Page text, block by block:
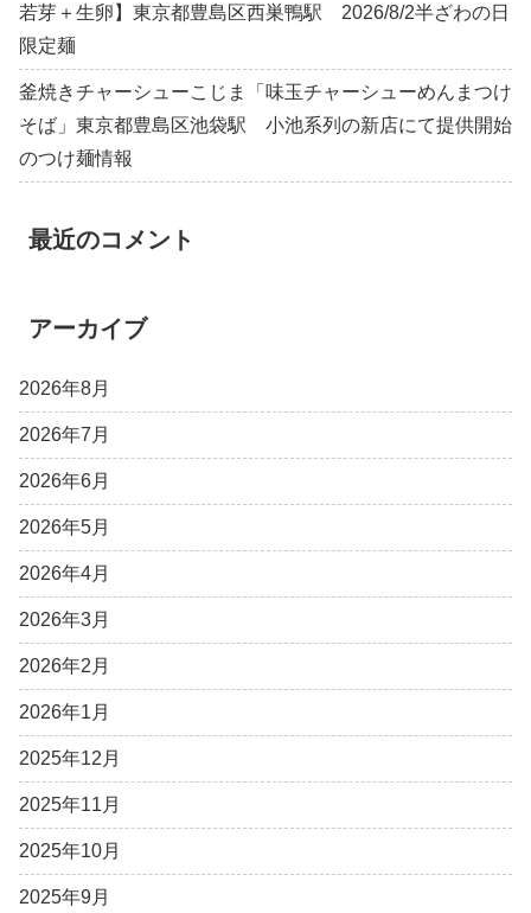
若芽＋生卵】東京都豊島区西巣鴨駅 2026/8/2半ざわの日
限定麺
釜焼きチャーシューこじま「味玉チャーシューめんまつけ
そば」東京都豊島区池袋駅 小池系列の新店にて提供開始
のつけ麺情報
最近のコメント
アーカイブ
2026年8月
2026年7月
2026年6月
2026年5月
2026年4月
2026年3月
2026年2月
2026年1月
2025年12月
2025年11月
2025年10月
2025年9月